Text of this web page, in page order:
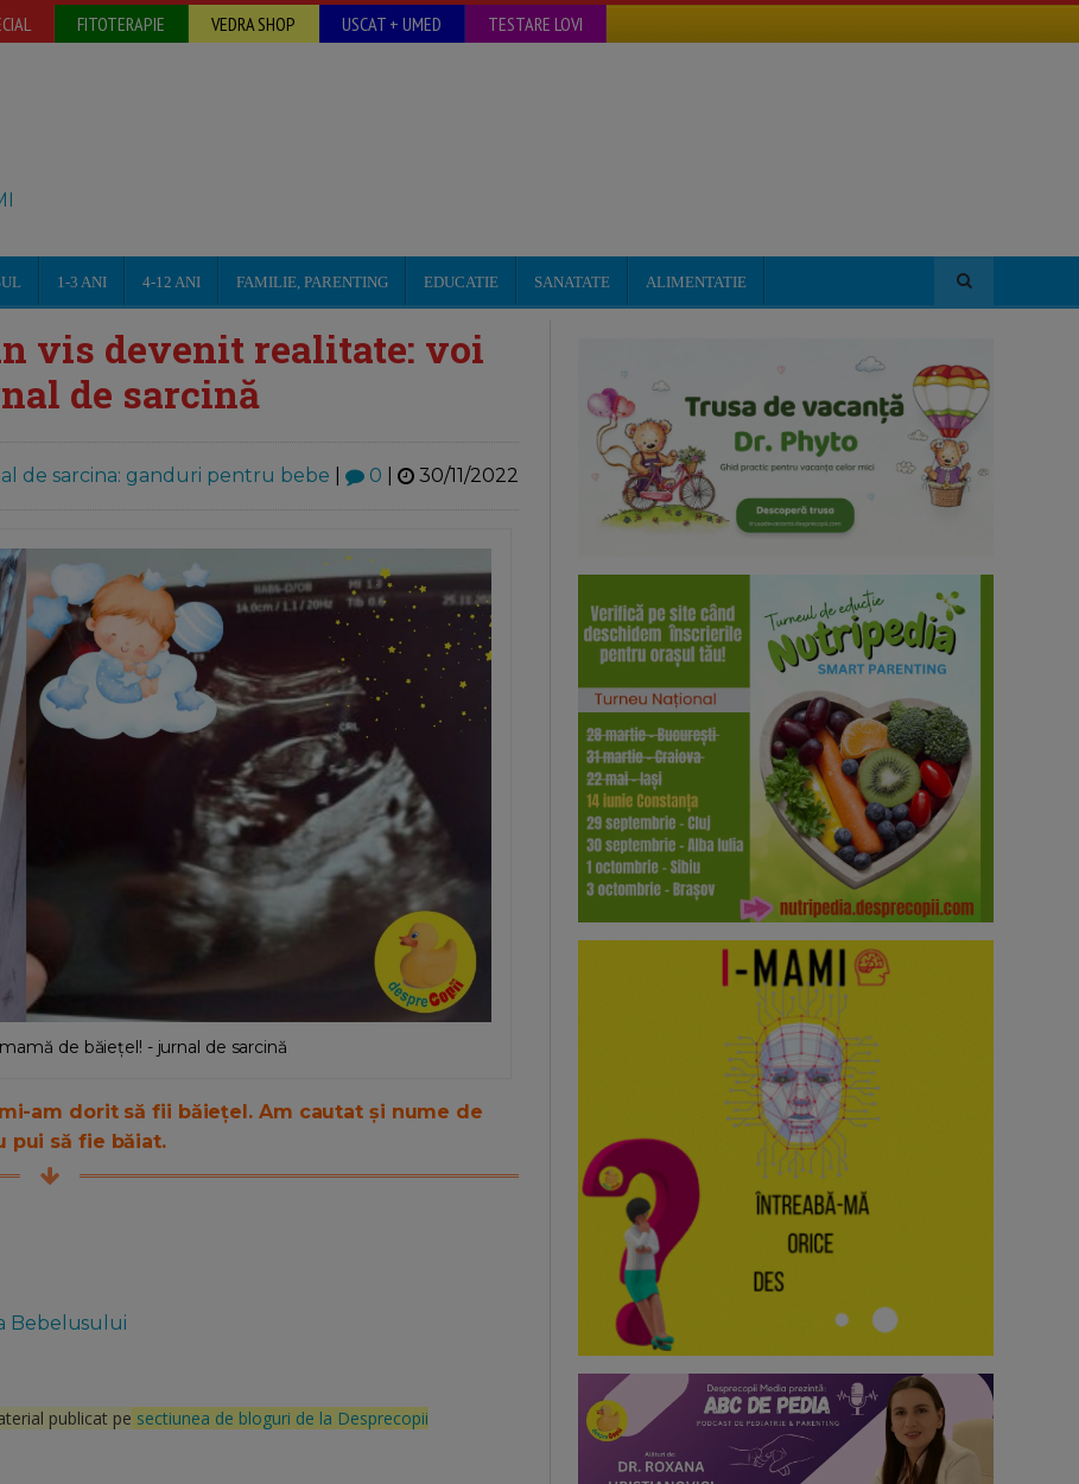
FITOTERAPIE VEDRA SHOP USCAT + UMED TESTARE LOVI
1-3 ANI 4-12 ANI FAMILIE, PARENTING EDUCATIE SANATATE ALIMENTATIE
vis devenit realitate: voi
de sarcină
de sarcina: ganduri pentru bebe 0 30/11/2022
de băiețel! - jurnal de sarcină
am dorit să fii băiețel. Am cautat și nume de
pui să fie băiat.
Bebelusului
publicat pe sectiunea de bloguri de la Desprecopii